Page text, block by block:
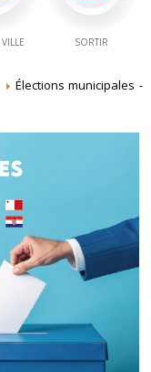
SORTIR
Élections municipales -